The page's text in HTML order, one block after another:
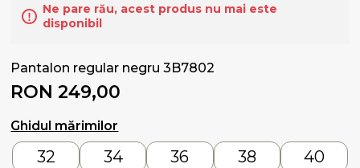
Ne pare rău, acest produs nu mai este
disponibil
Pantalon regular negru 3B7802
RON 249,00
Ghidul mărimilor
32 34 36 38
40